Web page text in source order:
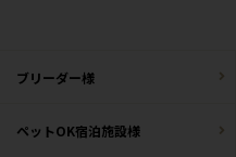
ブリーダー様
ペットOK宿泊施設様